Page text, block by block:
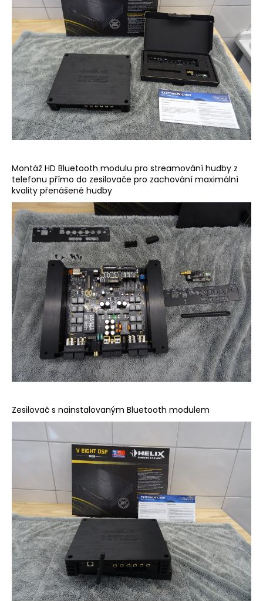
Montáž HD Bluetooth modulu pro streamování hudby z
telefonu přímo do zesilovače pro zachování maximální
kvality přenášené hudby
Zesilovač s nainstalovaným Bluetooth modulem